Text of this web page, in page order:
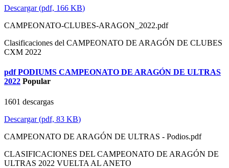
Descargar(pdf, 166 KB)
CAMPEONATO-CLUBES-ARAGON_2022.pdf
Clasificaciones del CAMPEONATO DE ARAGÓN DE CLUBES
CXM 2022
pdf PODIUMS CAMPEONATO DE ARAGÓN DE ULTRAS
2022 Popular
1601 descargas
Descargar(pdf, 83 KB)
CAMPEONATO DE ARAGÓN DE ULTRAS - Podios.pdf
CLASIFICACIONES DEL CAMPEONATO DE ARAGÓN DE
ULTRAS 2022 VUELTA AL ANETO